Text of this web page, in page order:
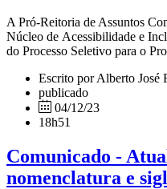
A Pró-Reitoria de Assuntos
Núcleo de Acessibilidade e
do Processo Seletivo para o
Escrito por Alberto José
publicado
04/12/23
18h51
Comunicado -
nomenclatura e